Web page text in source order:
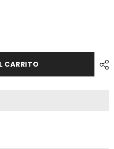
CARRITO